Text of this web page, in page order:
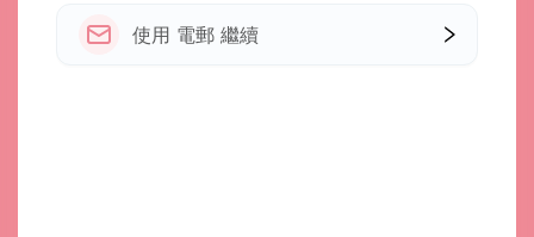
使用 電郵 繼續